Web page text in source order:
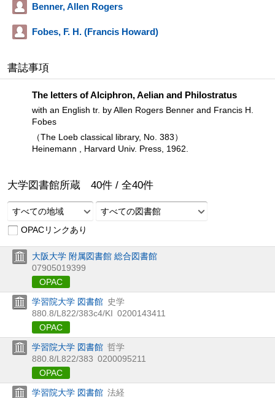
Benner, Allen Rogers
Fobes, F. H. (Francis Howard)
書誌事項
The letters of Alciphron, Aelian and Philostratus
with an English tr. by Allen Rogers Benner and Francis H.
Fobes
（The Loeb classical library, No. 383）
Heinemann , Harvard Univ. Press, 1962.
大学図書館所蔵 40件 / 全40件
すべての地域
すべての図書館
OPACリンクあり
大阪大学 附属図書館 総合図書館
07905019399
OPAC
学習院大学 図書館 史学
880.8/L822/383c4/KI 0200143411
OPAC
学習院大学 図書館 哲学
880.8/L822/383 0200095211
OPAC
学習院大学 図書館 法経